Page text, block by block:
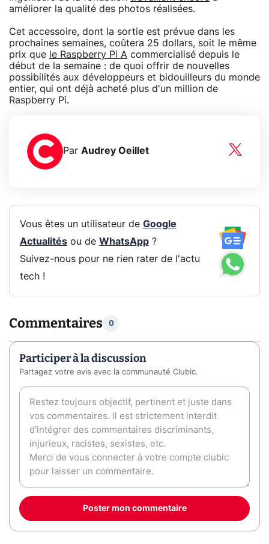
améliorer la qualité des photos réalisées.
Cet accessoire, dont la sortie est prévue dans les
prochaines semaines, coûtera 25 dollars, soit le même
prix que le Raspberry Pi A commercialisé depuis le
début de la semaine : de quoi offrir de nouvelles
possibilités aux développeurs et bidouilleurs du monde
entier, qui ont déjà acheté plus d'un million de
Raspberry Pi.
Par Audrey Oeillet
Vous êtes un utilisateur de Google
Actualitésou de WhatsApp?
Suivez-nous pour ne rien rater de l'actu
tech !
Commentaires 0
Participer à la discussion
Partagez votre avis avec la communauté Clubic.
Poster mon commentaire